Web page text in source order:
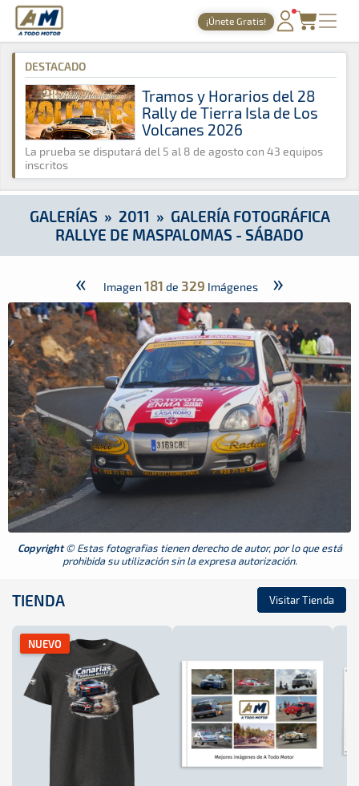
A Todo Motor · Revista del motor desde 1999
¡Únete Gratis!
PORTADA
TIEMPOS ONLINE
NOTICIAS
AGENDA
GALERÍAS
TIENDA
ARCHIVO
A Todo Motor » Galerías » 2011 » Galería Fotográfica Rallye
DESTACADO
Tramos y Horarios del 28
Rally de Tierra Isla de Los
Volcanes 2026
La prueba se disputará del 5 al 8 de agosto con 43 equipos
inscritos
GALERÍAS » 2011 » GALERÍA FOTOGRÁFICA
RALLYE DE MASPALOMAS - SÁBADO
« Imagen 181 de 329 Imágenes »
Copyright© Estas fotografias tienen derecho de autor, por lo que está
prohibida su utilización sin la expresa autorización.
TIENDA Visitar Tienda
NUEVO